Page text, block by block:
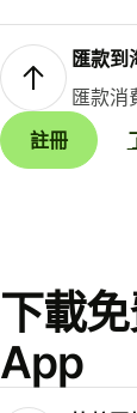
匯款到
匯款消
註冊
下載
App